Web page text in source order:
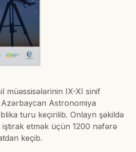
müəssisələrinin IX-XI sinif
Azərbaycan Astronomiya
turu keçirilib. Onlayn şəkildə
iştirak etmək üçün 1200 nəfərə
keçib.